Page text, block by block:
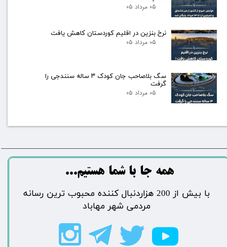
۰۵ مرداد ۰۵
نرخ بنزین در اقلیم کوردستان کاهش یافت
۰۵ مرداد ۰۵
سگ بلاصاحب جان کودک ۳ ساله سنندجی را
گرفت
۰۵ مرداد ۰۵
​​​همه جا با شما هستیم...​​​​​​​​​​​​​​
​با بیش از 200 هزاردنبال کننده محبوب ترین رسانه
مردمی شهر مهاباد​​​​​​​​​​​​​​